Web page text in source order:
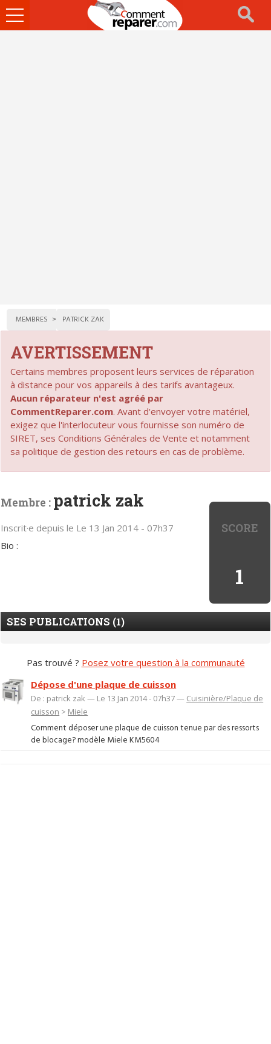
Ouvrir
le
MEMBRES PATRICK ZAK
AVERTISSEMENT
Certains membres proposent leurs services de réparation
à distance pour vos appareils à des tarifs avantageux.
Aucun réparateur n'est agréé par
CommentReparer.com. Avant d'envoyer votre matériel,
exigez que l'interlocuteur vous fournisse son numéro de
SIRET, ses Conditions Générales de Vente et notamment
sa politique de gestion des retours en cas de problème.
SCORE
1
Membre : patrick zak
Inscrit·e depuis le Le 13 Jan 2014 - 07h37
Bio :
SES PUBLICATIONS (1)
Pas trouvé ? Posez votre question à la communauté
Dépose d'une plaque de cuisson
De : patrick zak — Le 13 Jan 2014 - 07h37 — Cuisinière/Plaque de
cuisson > Miele
Comment déposer une plaque de cuisson tenue par des ressorts
de blocage? modèle Miele KM5604